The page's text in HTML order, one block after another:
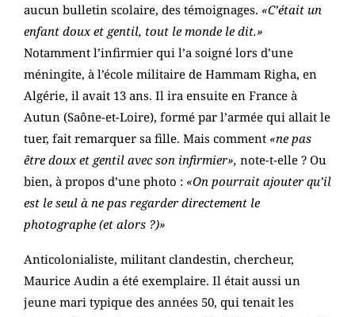
aucun bulletin scolaire, des témoignages. «C’était un
enfant doux et gentil, tout le monde le dit.»
Notamment l’infirmier qui l’a soigné lors d’une
méningite, à l’école militaire de Hammam Righa, en
Algérie, il avait 13 ans. Il ira ensuite en France à
Autun (Saône-et-Loire), formé par l’armée qui allait le
tuer, fait remarquer sa fille. Mais comment «ne pas
être doux et gentil avec son infirmier», note-t-elle ? Ou
bien, à propos d’une photo : «On pourrait ajouter qu’il
est le seul à ne pas regarder directement le
photographe (et alors ?)»
Anticolonialiste, militant clandestin, chercheur,
Maurice Audin a été exemplaire. Il était aussi un
jeune mari typique des années 50, qui tenait les